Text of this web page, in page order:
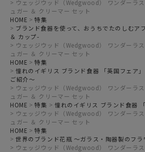
ウェッジウッド（Wedgwood） ワンダーラ
ュガー ＆ クリーマー セット
HOME
特集
ブランド食器を使って、おうちでたのしむア
＆ カップ-
ウェッジウッド（Wedgwood） ワンダーラ
ュガー ＆ クリーマー セット
HOME
特集
憧れのイギリス ブランド食器 「英国フェア
ご紹介～
ウェッジウッド（Wedgwood） ワンダーラ
ュガー ＆ クリーマー セット
HOME
特集
憧れのイギリス ブランド食器
ウェッジウッド（Wedgwood） ワンダーラ
ュガー ＆ クリーマー セット
HOME
特集
世界のブランド花瓶 ～ガラス・陶器製のフラ
ウェッジウッド（Wedgwood） ワンダーラ